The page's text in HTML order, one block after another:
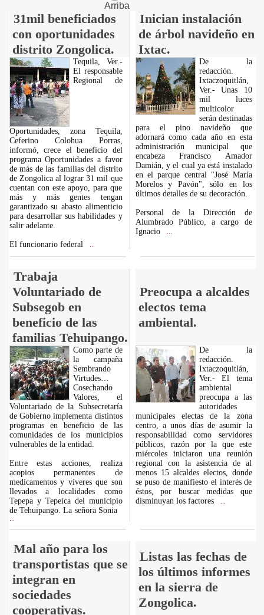
Arriba
31mil beneficiados
con oportunidades
distrito Zongolica.
Inician instalación
de árbol navideño en
Ixtac.
Tequila, Ver.-
El responsable
Regional de
Oportunidades, zona Tequila,
Ceferino Colohua Porras,
informó, crece el beneficio del
programa Oportunidades a favor
de más de las familias del distrito
de Zongolica al lograr 31 mil que
cuentan con este apoyo, para que
más y más gentes tengan
garantizado su abasto alimenticio
para desarrollar sus habilidades y
salir adelante.
El funcionario federal
De la
redacción.
Ixtaczoquitlán,
Ver.- Unas 10
mil luces
multicolor
serán destinadas
para el pino navideño que
adornará como cada año en esta
administración municipal que
encabeza Francisco Amador
Damián, y el cual ya está instalado
en el parque central "José María
Morelos y Pavón", sólo en los
últimos detalles de su decoración.
Personal de la Dirección de
Alumbrado Público, a cargo de
Ignacio
Trabaja
Voluntariado de
Subsegob en
beneficio de las
familias Tehuipango.
Preocupa a alcaldes
electos tema
ambiental.
Como parte de
la campaña
Sembrando
Virtudes…
Cosechando
Valores, el
Voluntariado de la Subsecretaría
de Gobierno implementa distintos
programas en beneficio de las
comunidades de los municipios
vulnerables de la entidad.
Entre estas acciones, realiza
acopios permanentes de
medicamentos y víveres que son
llevados a localidades como
Tepepa y Tepeica del municipio
de Tehuipango. La señora Sonia
De la
redacción.
Ixtaczoquitlán,
Ver.- El tema
ambiental
preocupa a las
autoridades
municipales electas de la zona
centro, a unos días de asumir la
responsabilidad como servidores
públicos, razón por la que este
miércoles iniciaron una reunión
regional con la asistencia de al
menos 15 alcaldes electos, donde
se puso de manifiesto el interés de
éstos, por buscar medidas que
disminuyan los factores
Mal año para los
transportistas que se
integran en
sociedades
cooperativas.
Listas las fechas de
los últimos informes
en la sierra de
Zongolica.